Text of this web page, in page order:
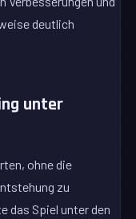
deutlich
unter
ohne die
zu
das Spiel unter den